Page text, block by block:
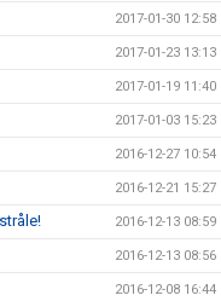
2017-01-30 12:58
2017-01-23 13:13
2017-01-19 11:40
2017-01-03 15:23
2016-12-27 10:54
2016-12-21 15:27
2016-12-13 08:59
2016-12-13 08:56
2016-12-08 16:44